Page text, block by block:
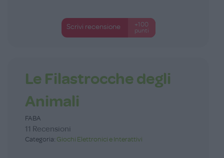
Scrivi recensione
+100
punti
Le Filastrocche degli
Animali
FABA
11 Recensioni
Categoria: Giochi Elettronici e Interattivi